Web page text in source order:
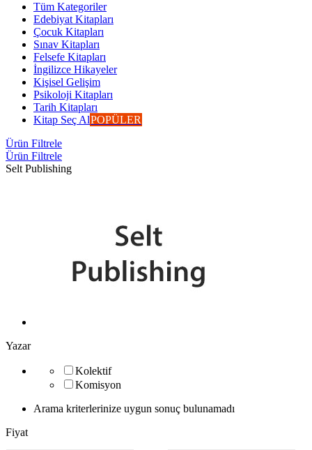
Tüm Kategoriler
Edebiyat Kitapları
Çocuk Kitapları
Sınav Kitapları
Felsefe Kitapları
İngilizce Hikayeler
Kişisel Gelişim
Psikoloji Kitapları
Tarih Kitapları
Kitap Seç AlPOPÜLER
Ürün Filtrele
Ürün Filtrele
Selt Publishing
Yazar
Kolektif
Komisyon
Arama kriterlerinize uygun sonuç bulunamadı
Fiyat